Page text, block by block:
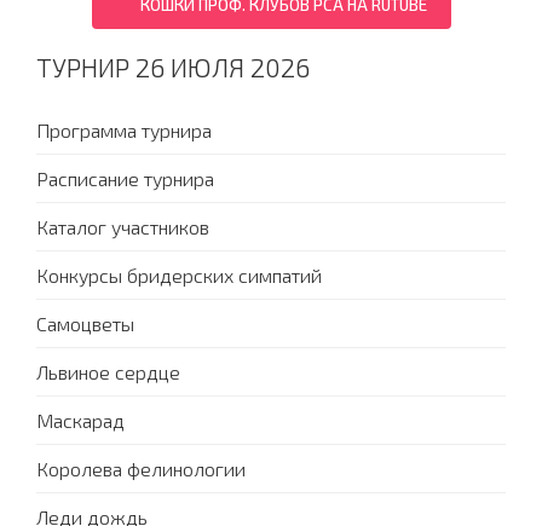
КОШКИ ПРОФ. КЛУБОВ PCA НА RUTUBE
ТУРНИР 26 ИЮЛЯ 2026
Программа турнира
Расписание турнира
Каталог участников
Конкурсы бридерских симпатий
Самоцветы
Львиное сердце
Маскарад
Королева фелинологии
Леди дождь